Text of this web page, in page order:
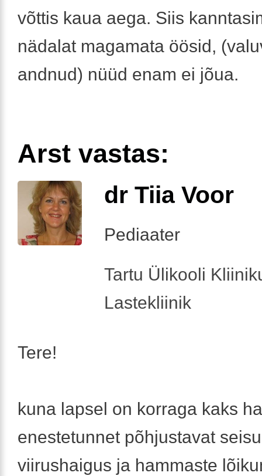
võttis kaua aega. Siis
nädalat magamata öösid,
andnud) nüüd enam ei jõua.
Arst vastas:
dr Tiia Voor
Pediaater
Tartu Ülikooli
Lastekliinik
Tere!
kuna lapsel on korraga kaks
enestetunnet põhjustavat
viirushaigus ja hammaste